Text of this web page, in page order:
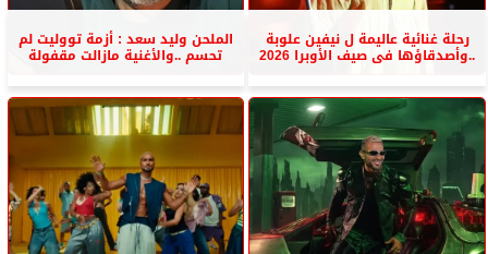
رحلة غنائية عاليمة ل نيفين علوبة
..وأصدقاؤها فى صيف الأوبرا 2026
الملحن وليد سعد : أزمة تووليت لم
تحسم ..والأغنية مازالت مقفولة